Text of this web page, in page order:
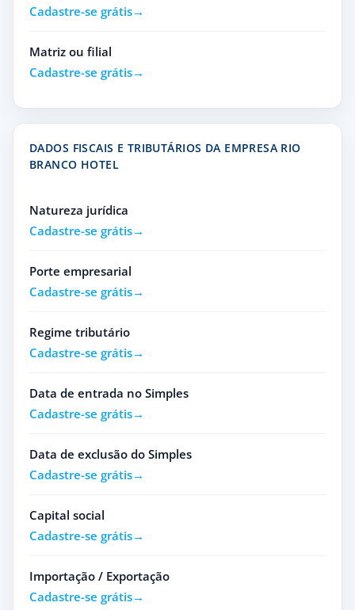
Cadastre-se grátis
Matriz ou filial
Cadastre-se grátis
DADOS FISCAIS E TRIBUTÁRIOS DA EMPRESA RIO
BRANCO HOTEL
Natureza jurídica
Cadastre-se grátis
Porte empresarial
Cadastre-se grátis
Regime tributário
Cadastre-se grátis
Data de entrada no Simples
Cadastre-se grátis
Data de exclusão do Simples
Cadastre-se grátis
Capital social
Cadastre-se grátis
Importação / Exportação
Cadastre-se grátis